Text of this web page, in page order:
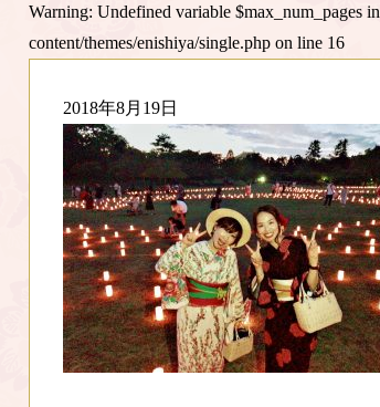
Warning: Undefined variable $max_num_pages in
content/themes/enishiya/single.php on line 16
2018年8月19日